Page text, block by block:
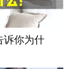
诉你为什